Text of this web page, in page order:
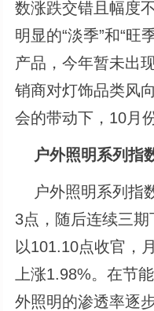
数涨跌交错且幅度
明显的“淡季”和“旺
产品，今年暂未出
销商对灯饰品类风
会的带动下，10月
户外照明系列指
户外照明系列指
3点，随后连续三
以101.10点收官，
上涨1.98%。在节
外照明的渗透率逐